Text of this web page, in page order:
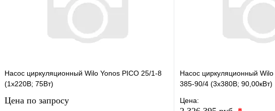
В корзину
Насос циркуляционный Wilo Yonos PICO 25/1-8
(1х220В; 75Вт)
Цена по запросу
Насос циркуляционный
385-90/4 (3х380В; 90,00кВт)
Цена: